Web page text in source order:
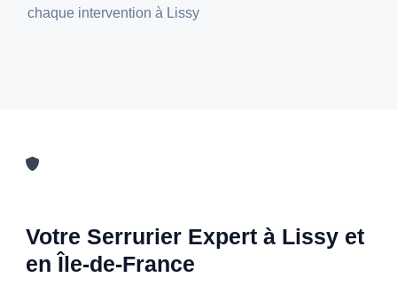
chaque intervention à Lissy
Votre Serrurier Expert à Lissy et
en Île-de-France